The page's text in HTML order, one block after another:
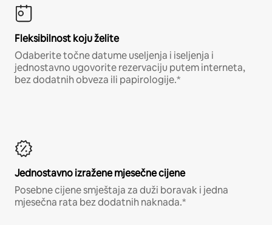
Fleksibilnost koju želite
Odaberite točne datume useljenja i iseljenja i
jednostavno ugovorite rezervaciju putem interneta,
bez dodatnih obveza ili papirologije.*
Jednostavno izražene mjesečne cijene
Posebne cijene smještaja za duži boravak i jedna
mjesečna rata bez dodatnih naknada.*